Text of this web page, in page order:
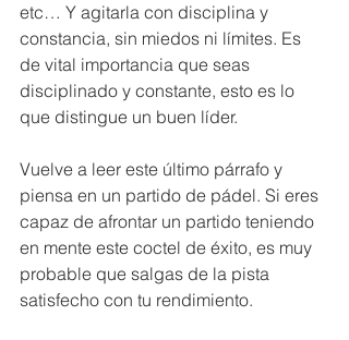
etc… Y agitarla con disciplina y
constancia, sin miedos ni límites. Es
de vital importancia que seas
disciplinado y constante, esto es lo
que distingue un buen líder.
Vuelve a leer este último párrafo y
piensa en un partido de pádel. Si eres
capaz de afrontar un partido teniendo
en mente este coctel de éxito, es muy
probable que salgas de la pista
satisfecho con tu rendimiento.